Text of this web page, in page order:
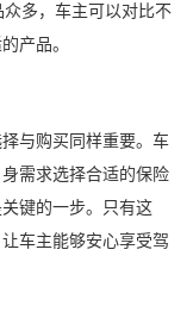
多，车主可以对比不
产品。
与购买同样重要。车
需求选择合适的保险
键的一步。只有这
车主能够安心享受驾